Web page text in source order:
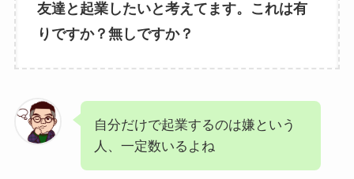
友達と起業したいと考えてます。これは有
りですか？無しですか？
自分だけで起業するのは嫌という
人、一定数いるよね